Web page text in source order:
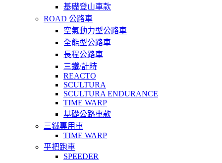
基礎登山車款
ROAD 公路車
空氣動力型公路車
全能型公路車
長程公路車
三鐵/計時
REACTO
SCULTURA
SCULTURA ENDURANCE
TIME WARP
基礎公路車款
三鐵專用車
TIME WARP
平把跑車
SPEEDER